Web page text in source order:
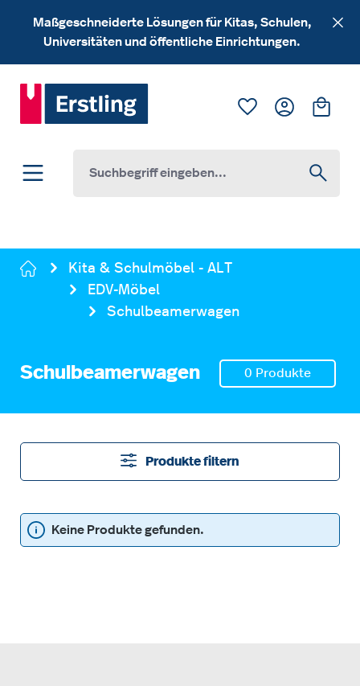
Zum Hauptinhalt springen
Maßgeschneiderte Lösungen für Kitas, Schulen,
Universitäten und öffentliche Einrichtungen.
Du hast 0
Kita & Schulmöbel - ALT
EDV-Möbel
Schulbeamerwagen
Schulbeamerwagen 0 Produkte
Produkte filtern
Keine Produkte gefunden.